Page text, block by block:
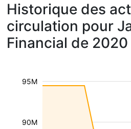
Historique des
circulation pour
Financial de
90M
95M